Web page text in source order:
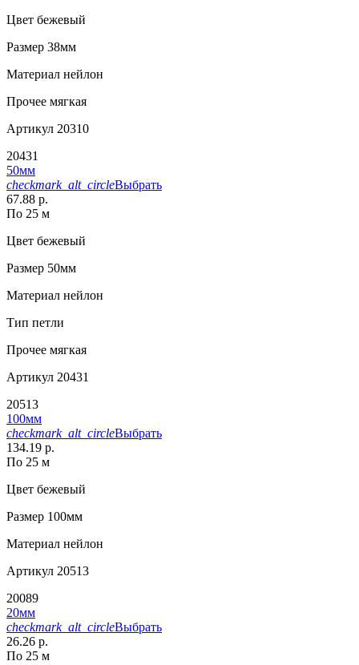
Цвет бежевый
Размер 38мм
Материал нейлон
Прочее мягкая
Артикул 20310
20431
50мм
checkmark_alt_circleВыбрать
67.88 р.
По 25 м
Цвет бежевый
Размер 50мм
Материал нейлон
Тип петли
Прочее мягкая
Артикул 20431
20513
100мм
checkmark_alt_circleВыбрать
134.19 р.
По 25 м
Цвет бежевый
Размер 100мм
Материал нейлон
Артикул 20513
20089
20мм
checkmark_alt_circleВыбрать
26.26 р.
По 25 м